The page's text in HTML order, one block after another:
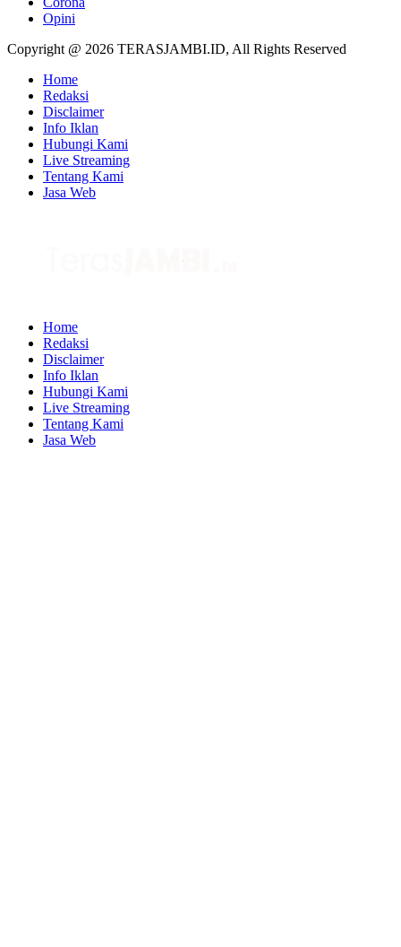
Opini
Copyright @ 2026 TERASJAMBI.ID, All Rights Reserved
Home
Redaksi
Disclaimer
Info Iklan
Hubungi Kami
Live Streaming
Tentang Kami
Jasa Web
Home
Redaksi
Disclaimer
Info Iklan
Hubungi Kami
Live Streaming
Tentang Kami
Jasa Web